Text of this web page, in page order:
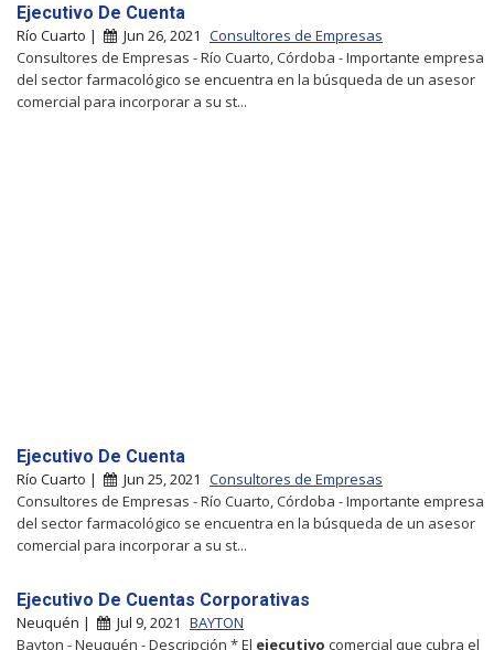
Ejecutivo De Cuenta
Río Cuarto | Jun 26, 2021 Consultores de Empresas
Consultores de Empresas - Río Cuarto, Córdoba - Importante empresa
del sector farmacológico se encuentra en la búsqueda de un asesor
comercial para incorporar a su st...
Ejecutivo De Cuenta
Río Cuarto | Jun 25, 2021 Consultores de Empresas
Consultores de Empresas - Río Cuarto, Córdoba - Importante empresa
del sector farmacológico se encuentra en la búsqueda de un asesor
comercial para incorporar a su st...
Ejecutivo De Cuentas Corporativas
Neuquén | Jul 9, 2021 BAYTON
Bayton - Neuquén - Descripción * El ejecutivo comercial que cubra el